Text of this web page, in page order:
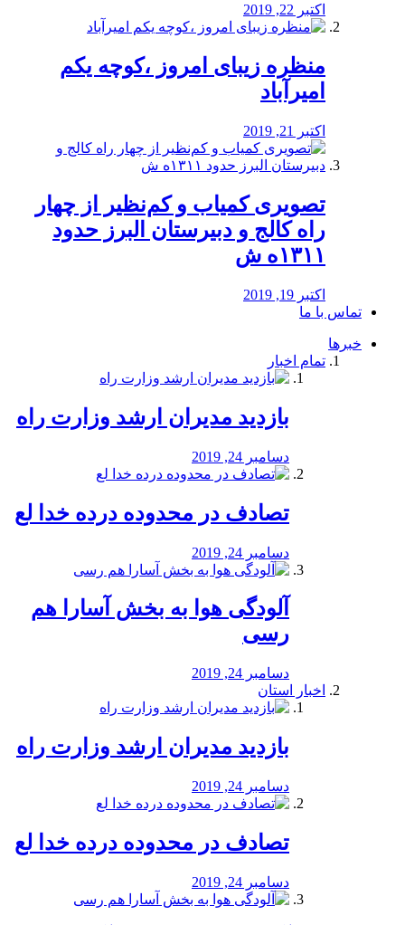
اکتبر 22, 2019
منظره‌‌ زیبای امروز ،کوچه یکم
امیرآباد
اکتبر 21, 2019
️تصویری کمیاب و کم‌نظیر از چهار
راه كالج و دبيرستان البرز حدود
۱۳۱۱ه ش
اکتبر 19, 2019
تماس با ما
خبرها
تمام اخبار
بازدید مدیران ارشد وزارت راه
دسامبر 24, 2019
تصادف در محدوده درده خدا لع
دسامبر 24, 2019
آلودگی هوا به بخش آسارا هم
رسی
دسامبر 24, 2019
اخبار استان
بازدید مدیران ارشد وزارت راه
دسامبر 24, 2019
تصادف در محدوده درده خدا لع
دسامبر 24, 2019